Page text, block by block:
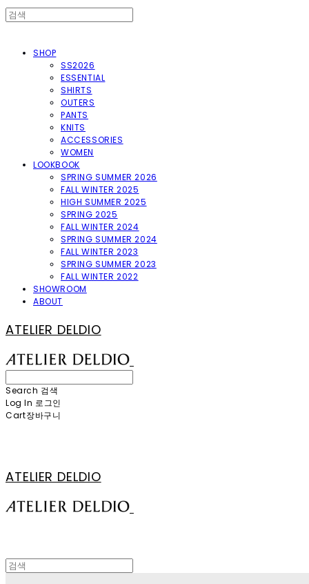
SHOP
SS2026
ESSENTIAL
SHIRTS
OUTERS
PANTS
KNITS
ACCESSORIES
WOMEN
LOOKBOOK
SPRING SUMMER 2026
FALL WINTER 2025
HIGH SUMMER 2025
SPRING 2025
FALL WINTER 2024
SPRING SUMMER 2024
FALL WINTER 2023
SPRING SUMMER 2023
FALL WINTER 2022
SHOWROOM
ABOUT
ATELIER DELDIO
Search 검색
Log In 로그인
Cart장바구니
ATELIER DELDIO